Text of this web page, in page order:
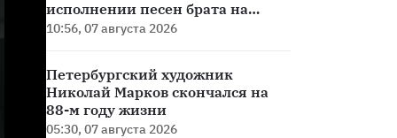
исполнении песен брата на
сцене
10:56, 07 августа 2026
Петербургский художник
Николай Марков скончался на
88-м году жизни
05:30, 07 августа 2026